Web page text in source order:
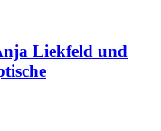
Liekfeld und